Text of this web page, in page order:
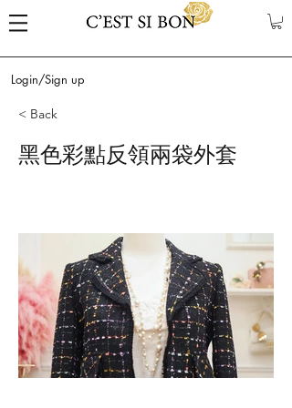
Login/Sign up
< Back
黑色彩點反領兩袋外套